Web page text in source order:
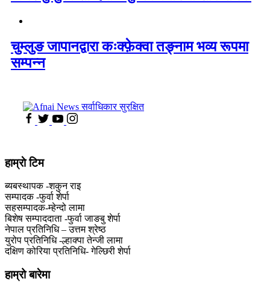
चुम्लुङ जापानद्वारा कःक्फ़ेक्वा तङ्नाम भव्य रूपमा
सम्पन्न
हाम्राे टिम
ब्यबस्थापक -शकुन राइ
सम्पादक -फुर्वा शेर्पा
सहसम्पादक-म्हेन्दो लामा
‍बिशेष सम्पाददाता -फुर्वा जा‌ङबु शेर्पा
नेपाल प्रतिनिधि – उत्तम श्रेष्ठ
युरोप प्रतिनिधि -ल्हाक्पा तेन्जी लामा
दक्षिण कोरिया प्रतिनिधि- गेल्छिरी शेर्पा
हाम्रो बारेमा